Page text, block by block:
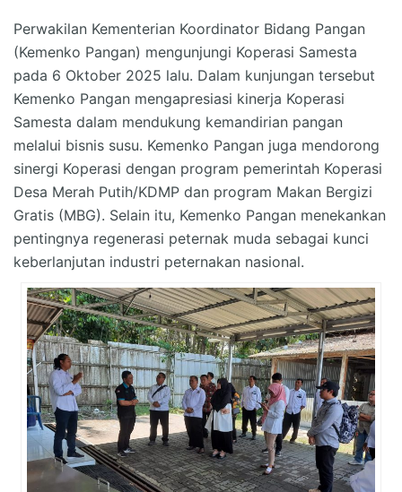
Perwakilan Kementerian Koordinator Bidang Pangan
(Kemenko Pangan) mengunjungi Koperasi Samesta
pada 6 Oktober 2025 lalu. Dalam kunjungan tersebut
Kemenko Pangan mengapresiasi kinerja Koperasi
Samesta dalam mendukung kemandirian pangan
melalui bisnis susu. Kemenko Pangan juga mendorong
sinergi Koperasi dengan program pemerintah Koperasi
Desa Merah Putih/KDMP dan program Makan Bergizi
Gratis (MBG). Selain itu, Kemenko Pangan menekankan
pentingnya regenerasi peternak muda sebagai kunci
keberlanjutan industri peternakan nasional.